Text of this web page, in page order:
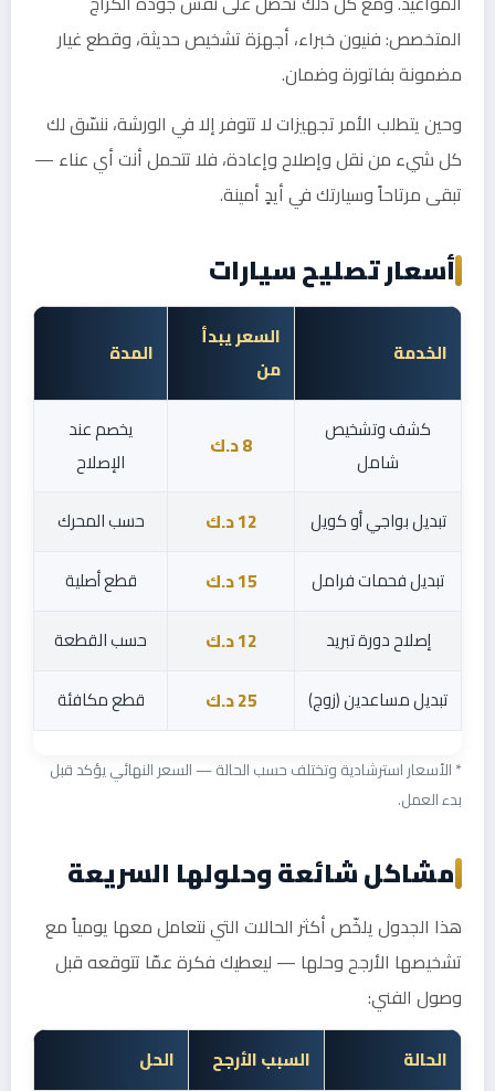
المتخصص: فنيون خبراء، أجهزة تشخيص حديثة، وقطع غيار
مضمونة بفاتورة وضمان.
وحين يتطلب الأمر تجهيزات لا تتوفر إلا في الورشة، ننسّق لك
كل شيء من نقل وإصلاح وإعادة، فلا تتحمل أنت أي عناء —
تبقى مرتاحاً وسيارتك في أيدٍ أمينة.
أسعار تصليح سيارات
الخدمة
السعر يبدأ
من
المدة
كشف وتشخيص
شامل
8 د.ك
يخصم عند
الإصلاح
تبديل بواجي أو كويل
12 د.ك
حسب المحرك
تبديل فحمات فرامل
15 د.ك
قطع أصلية
إصلاح دورة تبريد
12 د.ك
حسب القطعة
تبديل مساعدين (زوج)
25 د.ك قطع مكافئة
* الأسعار استرشادية وتختلف حسب الحالة — السعر النهائي يؤكد قبل
بدء العمل.
مشاكل شائعة وحلولها السريعة
هذا الجدول يلخّص أكثر الحالات التي نتعامل معها يومياً مع
تشخيصها الأرجح وحلها — ليعطيك فكرة عمّا تتوقعه قبل
وصول الفني:
الحالة السبب الأرجح
الحل